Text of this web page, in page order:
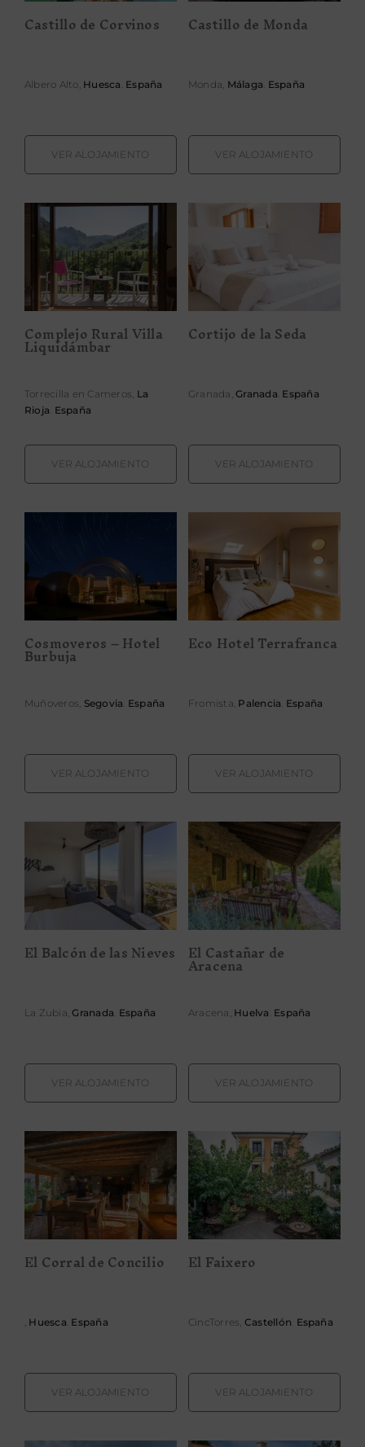
Castillo de Corvinos
Albero Alto, Huesca . España
VER ALOJAMIENTO
Castillo de Monda
Monda, Málaga. España
VER ALOJAMIENTO
Complejo Rural
Villa
Liquidámbar
Complejo Rural Villa
Liquidámbar
Torrecilla en Cameros, La
Rioja. España
VER ALOJAMIENTO
Cortijo de la
Seda
Cortijo de la Seda
Granada,Granada. España
VER ALOJAMIENTO
Cosmoveros –
Hotel Burbuja
Cosmoveros – Hotel
Burbuja
Muñoveros, Segovia. España
VER ALOJAMIENTO
Eco Hotel
Terrafranca
Eco Hotel Terrafranca
Fromista, Palencia. España
VER ALOJAMIENTO
El Balcón de las
Nieves
El Balcón de las Nieves
La Zubia,Granada. España
VER ALOJAMIENTO
El Castañar de
Aracena
El Castañar de
Aracena
Aracena, Huelva . España
VER ALOJAMIENTO
El Corral de
Concilio
El Corral de Concilio
, Huesca. España
VER ALOJAMIENTO
El Faixero
El Faixero
CincTorres, Castellón. España
VER ALOJAMIENTO